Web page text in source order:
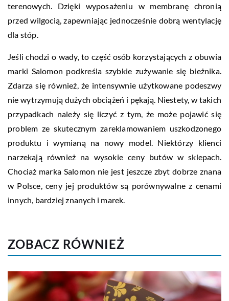
terenowych. Dzięki wyposażeniu w membranę chronią
przed wilgocią, zapewniając jednocześnie dobrą wentylację
dla stóp.
Jeśli chodzi o wady, to część osób korzystających z obuwia
marki Salomon podkreśla szybkie zużywanie się bieżnika.
Zdarza się również, że intensywnie użytkowane podeszwy
nie wytrzymują dużych obciążeń i pękają. Niestety, w takich
przypadkach należy się liczyć z tym, że może pojawić się
problem ze skutecznym zareklamowaniem uszkodzonego
produktu i wymianą na nowy model. Niektórzy klienci
narzekają również na wysokie ceny butów w sklepach.
Chociaż marka Salomon nie jest jeszcze zbyt dobrze znana
w Polsce, ceny jej produktów są porównywalne z cenami
innych, bardziej znanych i marek.
ZOBACZ RÓWNIEŻ